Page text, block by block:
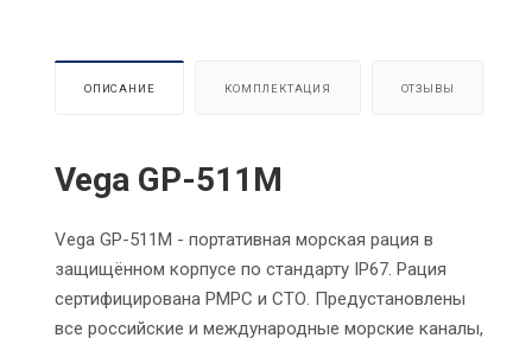
ОПИСАНИЕ КОМПЛЕКТАЦИЯ ОТЗЫВЫ
Vega GP-511M
Vega GP-511M - портативная морская рация в
защищённом корпусе по стандарту IP67. Рация
сертифицирована РМРС и СТО. Предустановлены
все российские и международные морские каналы,